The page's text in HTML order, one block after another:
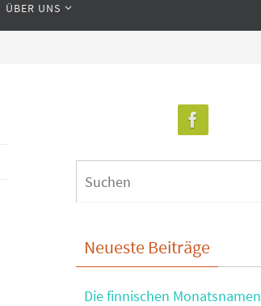
ÜBER UNS
Neueste Beiträge
Die finnischen Monatsnamen